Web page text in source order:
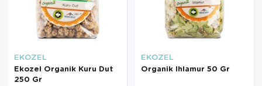
EKOZEL
Ekozel Organik Kuru Dut
250 Gr
EKOZEL
Organik Ihlamur 50 Gr